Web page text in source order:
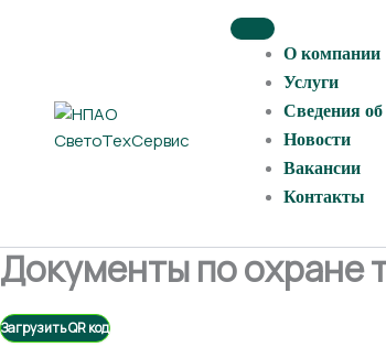
О компании
Услуги
Сведения об
Новости
Вакансии
Контакты
Документы по охране
Загрузить QR код